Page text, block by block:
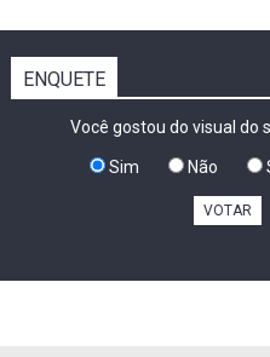
ENQUETE
Você gostou do visual do
Sim Não
VOTAR